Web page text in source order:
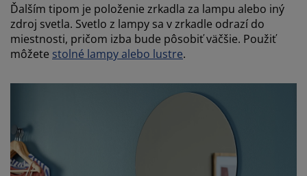
Ďalším tipom je položenie zrkadla za lampu alebo iný
zdroj svetla. Svetlo z lampy sa v zrkadle odrazí do
miestnosti, pričom izba bude pôsobiť väčšie. Použiť
môžete stolné lampy alebo lustre.